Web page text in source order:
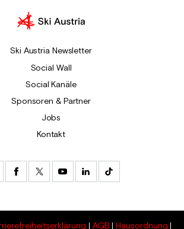
Ski Austria Newsletter
Social Wall
Social Kanäle
Sponsoren & Partner
Jobs
Kontakt
AGB Hausordnung